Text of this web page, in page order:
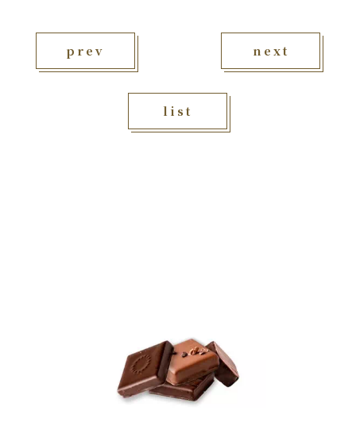
prev
list
next